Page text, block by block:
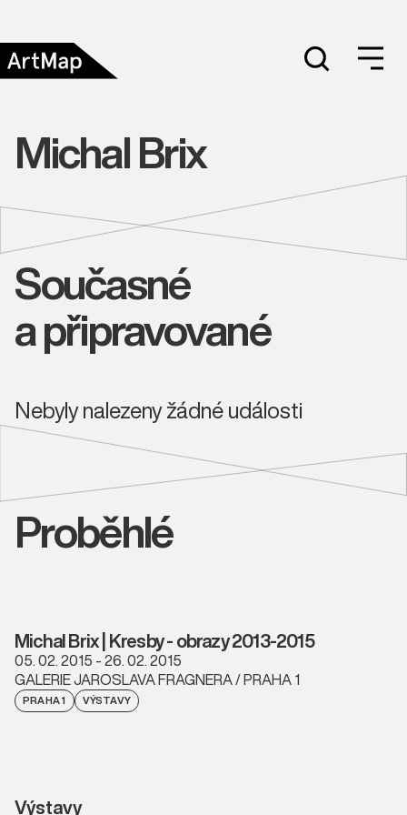
Michal Brix
Současné
a připravované
Nebyly nalezeny žádné události
Proběhlé
Michal Brix | Kresby - obrazy 2013-2015
05. 02. 2015 - 26. 02. 2015
GALERIE JAROSLAVA FRAGNERA / PRAHA 1
PRAHA 1 VÝSTAVY
Výstavy